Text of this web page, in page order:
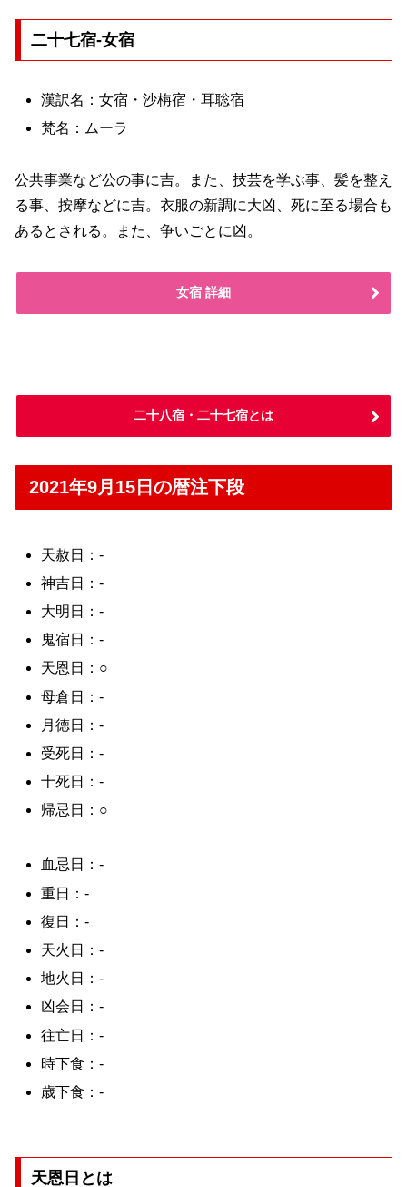
二十七宿-女宿
漢訳名：女宿・沙栴宿・耳聡宿
梵名：ムーラ
公共事業など公の事に吉。また、技芸を学ぶ事、髪を整え
る事、按摩などに吉。衣服の新調に大凶、死に至る場合も
あるとされる。また、争いごとに凶。
女宿 詳細
二十八宿・二十七宿とは
2021年9月15日の暦注下段
天赦日：-
神吉日：-
大明日：-
鬼宿日：-
天恩日：○
母倉日：-
月徳日：-
受死日：-
十死日：-
帰忌日：○
血忌日：-
重日：-
復日：-
天火日：-
地火日：-
凶会日：-
往亡日：-
時下食：-
歳下食：-
天恩日とは